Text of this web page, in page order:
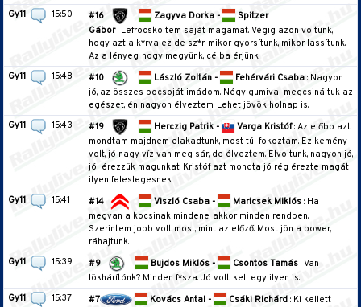
Gy11
15:50 #16 Zagyva Dorka -
Spitzer
Gábor: Lefröcsköltem saját magamat. Végig azon voltunk,
hogy azt a k*rva ez de sz*r, mikor gyorsítunk, mikor lassítunk.
Az a lényeg, hogy megyünk, célba érjünk.
Gy11
15:48 #10 László Zoltán - Fehérvári Csaba: Nagyon
jó, az összes pocsoját imádom. Négy gumival megcsináltuk az
egészet, én nagyon élveztem. Lehet jövök holnap is.
Gy11
15:43 #19 Herczig Patrik - Varga Kristóf: Az előbb azt
mondtam majdnem elakadtunk, most túl fokoztam. Ez kemény
volt, jó nagy víz van meg sár, de élveztem. Elvoltunk, nagyon jó,
jól érezzük magunkat. Kristóf azt mondta jó rég érezte magát
ilyen feleslegesnek.
Gy11
15:41 #14 Viszló Csaba - Maricsek Miklós: Ha
megvan a kocsinak mindene, akkor minden rendben.
Szerintem jobb volt most, mint az előző. Most jön a power,
ráhajtunk.
Gy11
15:39 #9 Bujdos Miklós - Csontos Tamás: Van
lökhárítónk? Minden f*sza. Jó volt, kell egy ilyen is.
Gy11
15:37 #7 Kovács Antal - Csáki Richárd: Ki kellett